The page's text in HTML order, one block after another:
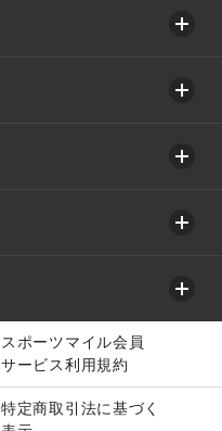
スポーツマイル会員
サービス利用規約
特定商取引法に基づく